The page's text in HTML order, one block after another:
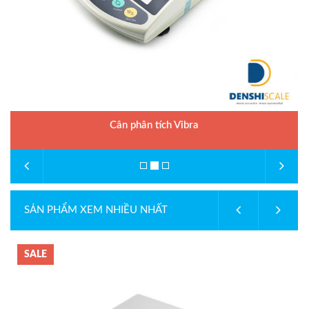
Cân phân tích Vibra
SẢN PHẨM XEM NHIỀU NHẤT
SALE